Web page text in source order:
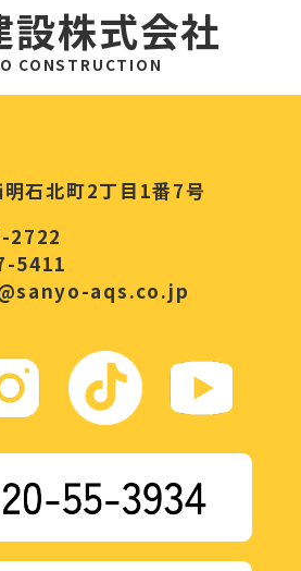
設株式会社
CONSTRUCTION
石北町2丁目1番7号
2722
5411
aqs.co.jp